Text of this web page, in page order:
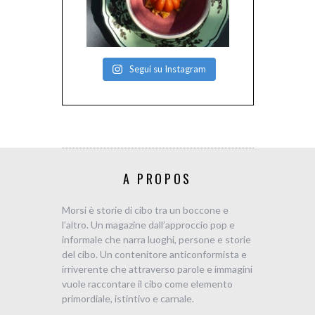
Segui su Instagram
A PROPOS
Morsi è storie di cibo tra un boccone e
l’altro. Un magazine dall’approccio pop e
informale che narra luoghi, persone e storie
del cibo. Un contenitore anticonformista e
irriverente che attraverso parole e immagini
vuole raccontare il cibo come elemento
primordiale, istintivo e carnale.